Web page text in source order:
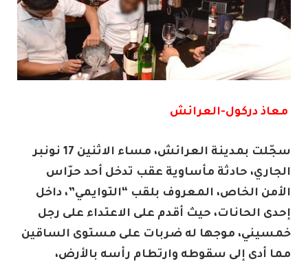
معاذ دركول-العرائش
سجّلت بمدينة العرائش، مساء الاثنين 17 نونبر
الجاري، حادثة مأساوية عقب تدخل أحد حرّاس
الأمن الخاص، المعروف بلقب “التوايمي”، داخل
إحدى الحانات، حيث أقدم على الاعتداء على رجل
خمسيني، موجها له ضربات على مستوى الساقين
مما أدى إلى سقوطه وارتطام رأسه بالأرض،